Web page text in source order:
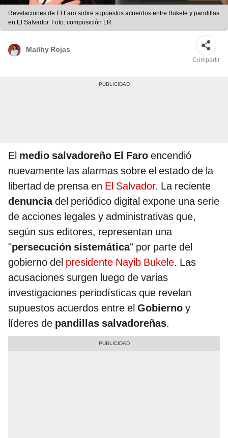
Revelaciones de El Faro sobre supuestos acuerdos entre Bukele y pandillas
en El Salvador. Foto: composición LR
Mailhy Rojas
Compartir
El medio salvadoreño El Faro encendió
nuevamente las alarmas sobre el estado de la
libertad de prensa en El Salvador. La reciente
denunciadel periódico digital expone una serie
de acciones legales y administrativas que,
según sus editores, representan una
"persecución sistemática" por parte del
gobierno del presidente Nayib Bukele. Las
acusaciones surgen luego de varias
investigaciones periodísticas que revelan
supuestos acuerdos entre el Gobierno y
líderes de pandillas salvadoreñas.